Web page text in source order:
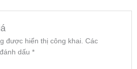
được hiển thị công khai. Các
dấu *